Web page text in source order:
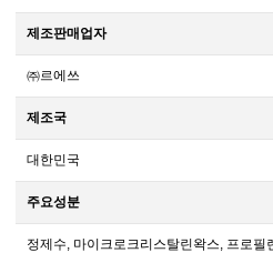
제조판매업자
㈜르에쓰
제조국
대한민국
주요성분
정제수, 마이크로크리스탈린왁스, 프로